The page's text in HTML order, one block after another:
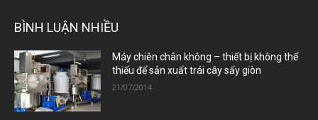
BÌNH LUẬN NHIỀU
Máy chiên chân không – thiết bị không thể
thiếu để sản xuất trái cây sấy giòn
21/07/2014